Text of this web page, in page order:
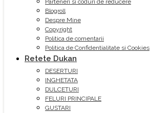
Parteneri si coduri de reducere
Blogroll
Despre Mine
Copyright
Politica de comentarii
Politica de Confidentialitate si Cookies
Retete Dukan
DESERTURI
INGHETATA
DULCETURI
FELURI PRINCIPALE
GUSTARI